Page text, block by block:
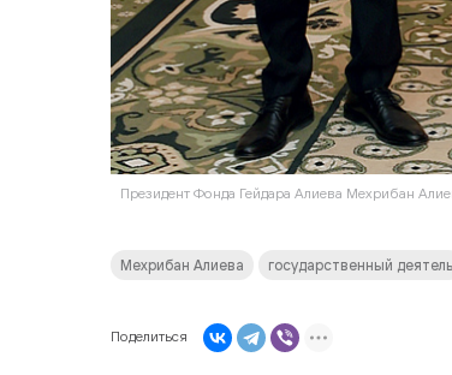
Президент Фонда Гейдара Алиева Мехрибан
Мехрибан Алиева государственный деятель
Поделиться